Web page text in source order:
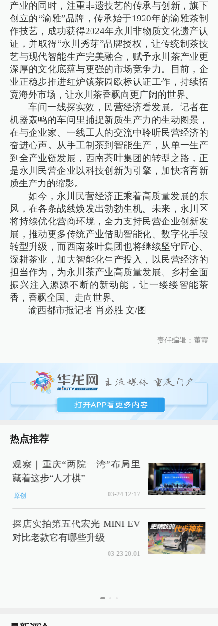
产业的同时，注重非遗技艺的传承与创新，旗下
创立的“渝雅”品牌，传承始于1920年的渝雅茶制
作技艺，成功获得2024年永川非物质文化遗产认
证，并取得“永川秀芽”品牌授权，让传统制茶技
艺与现代智能生产完美融合，赋予永川茶产业更
深厚的文化底蕴与更强的市场竞争力。目前，企
业正稳步推进红炉镇茶园欧标认证工作，持续拓
宽海外市场，让永川茶香飘向更广阔的世界。
车间一线探实效，民营经济看发展。记者在
机器轰鸣的车间里捕捉新质生产力的生动图景，
在与企业家、一线工人的交流中聆听民营经济的
奋进心声。从手工制茶到智能生产，从单一生产
到全产业链发展，西南茶叶集团的转型之路，正
是永川民营企业以科技创新为引擎，加快培育新
质生产力的缩影。
如今，永川民营经济正乘着高质量发展的东
风，在各条战线焕发出勃勃生机。未来，永川区
将持续优化营商环境，全力支持民营企业创新发
展，推动更多传统产业借助智能化、数字化手段
转型升级，而西南茶叶集团也将继续坚守匠心、
深耕茶业，加大智能化生产投入，以民营经济的
担当作为，为永川茶产业高质量发展、乡村全面
振兴注入源源不断的新动能，让一缕缕智能茶
香，香飘全国、走向世界。
渝西都市报记者 肖必胜 文/图
责任编辑：董霞
热点推荐
观察｜重庆“两院一湾”布局里
藏着这步“人才棋”
原创 03-24 12:17
探店实拍第五代宏光 MINI EV
对比老款它有哪些升级
03-23 20:01